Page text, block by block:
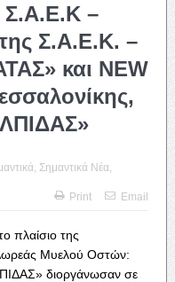
Σ.Α.Ε.Κ –
Σ.Α.Ε.Κ. –
και NEW
Σημαντικά Νέα
Print
Email
πλαίσιο της
Μυελού Οστών:
διοργάνωσαν σε